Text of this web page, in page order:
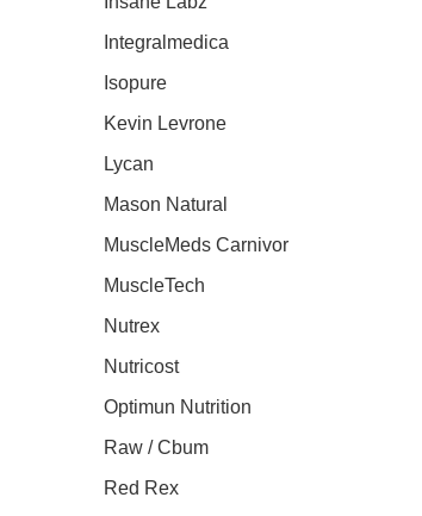
Integralmedica
Isopure
Kevin Levrone
Lycan
Mason Natural
MuscleMeds Carnivor
MuscleTech
Nutrex
Nutricost
Optimun Nutrition
Raw / Cbum
Red Rex